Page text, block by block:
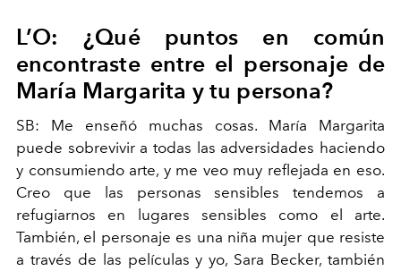
L’O: ¿Qué puntos en común
encontraste entre el personaje de
María Margarita y tu persona?
SB: Me enseñó muchas cosas. María Margarita
puede sobrevivir a todas las adversidades haciendo
y consumiendo arte, y me veo muy reflejada en eso.
Creo que las personas sensibles tendemos a
refugiarnos en lugares sensibles como el arte.
También, el personaje es una niña mujer que resiste
a través de las películas y yo, Sara Becker, también